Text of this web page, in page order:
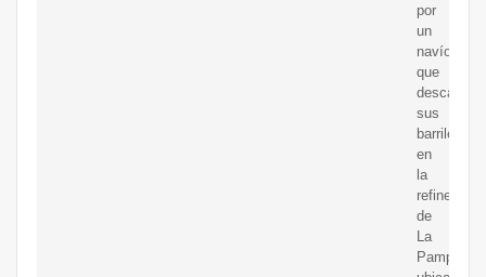
por
un
navío
que
sus
barriles
en
la
refinería
de
La
Pampilla,